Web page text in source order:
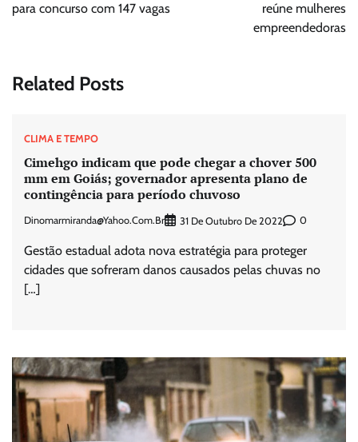
Post
para concurso com 147 vagas
reúne mulheres
empreendedoras
Related Posts
CLIMA E TEMPO
Cimehgo indicam que pode chegar a chover 500
mm em Goiás; governador apresenta plano de
contingência para período chuvoso
Dinomarmiranda@yahoo.com.br 31 De Outubro De 2022 0
Gestão estadual adota nova estratégia para proteger
cidades que sofreram danos causados pelas chuvas no
[…]